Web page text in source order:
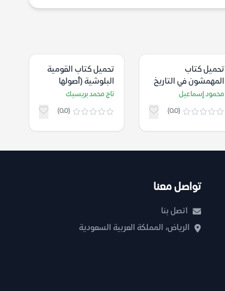
تحميل كتاب
المهمشون في التاريخ
الإسلامي – محمود
محمود إسماعيل
(0.0)
تحميل كتاب القومية
البلوشية (أصولها
وتطورها) – تاج محمد
تاج محمد بريسيك
(0.0)
تواصل معنا
اتصل بنا
الرياض، المملكة العربية السعودية